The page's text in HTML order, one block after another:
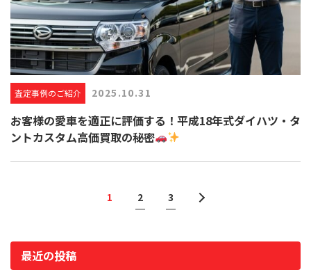
査定事例のご紹介 2025.10.31
お客様の愛車を適正に評価する！平成18年式ダイハツ・タ
ントカスタム高価買取の秘密
1 2 3
最近の投稿